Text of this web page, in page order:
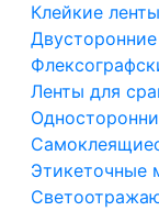
Клейкие ленты
Ленты для
Этикеточные